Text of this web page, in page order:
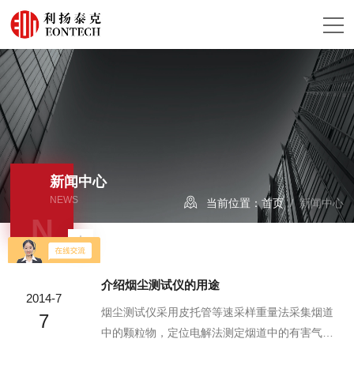
新闻中心
NEWS
N
当前位置：首页/ 新闻中心
2014-7
7
介绍烟尘测试仪的用途
烟尘测试仪采用皮托管等速采样重量法采集烟道
中的颗粒物，定位电解法测定烟道中的有害气